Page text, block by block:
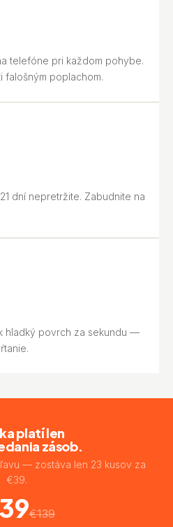
telefóne pri každom pohybe.
falošným poplachom.
dní nepretržite. Zabudnite na
hladký povrch za sekundu —
platí len
zásob.
— zostáva len 23 kusov za
€39.
€139